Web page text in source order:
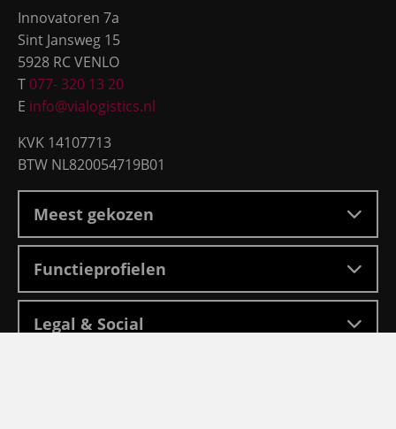
Innovatoren 7a
Sint Jansweg 15
5928 RC VENLO
T 077- 320 13 20
E info@vialogistics.nl
KVK 14107713
BTW NL820054719B01
Meest gekozen
Functieprofielen
Legal & Social